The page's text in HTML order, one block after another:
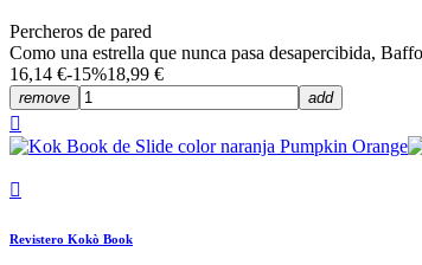
Percheros de pared
Como una estrella que nunca pasa desapercibida,
16,14 €-15%18,99 €
remove add


Revistero Kokò Book